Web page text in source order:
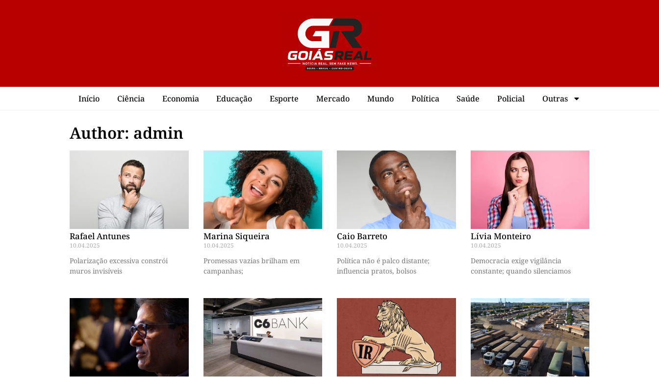
Início Ciência Economia Educação Esporte Mercado Mundo Política Saúde Policial Outras
Author: admin
Rafael Antunes
10.04.2025
Polarização excessiva constrói
muros invisíveis
Marina Siqueira
10.04.2025
Promessas vazias brilham em
campanhas;
Caio Barreto
10.04.2025
Política não é palco distante;
influencia pratos, bolsos
Lívia Monteiro
10.04.2025
Democracia exige vigilância
constante; quando silenciamos